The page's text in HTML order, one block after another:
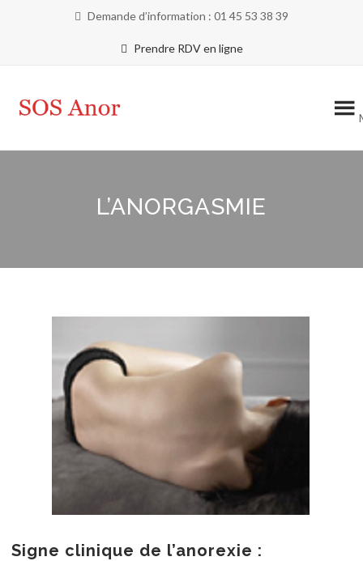
Demande d’information : 01 45 53 38 39
Prendre RDV en ligne
L’ANORGASMIE
Signe clinique de l’anorexie :